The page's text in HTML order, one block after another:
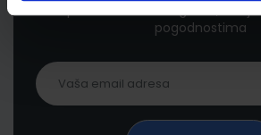
proizvodima i uslugama,
pogodnostima